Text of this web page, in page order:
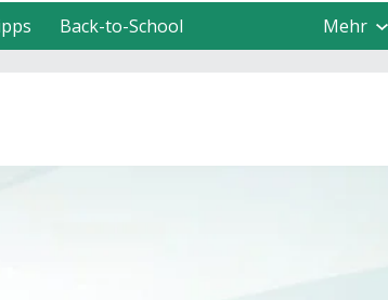
Back-to-School Mehr